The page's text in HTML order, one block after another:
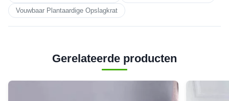
Vouwbaar Plantaardige Opslagkrat
Gerelateerde producten